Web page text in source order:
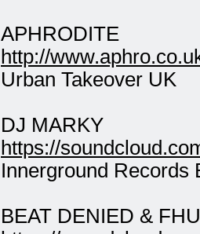
APHRODITE
http://
Urban Takeover UK
DJ MARKY
https://
Innerground Records
BEAT DENIED &